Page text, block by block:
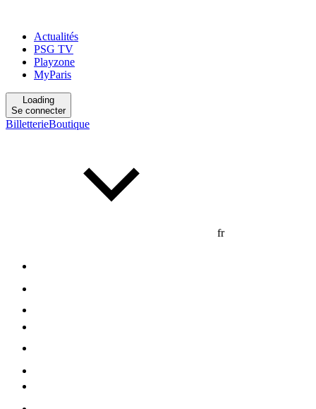
Actualités
PSG TV
Playzone
MyParis
Loading
Se connecter
BilletterieBoutique
fr